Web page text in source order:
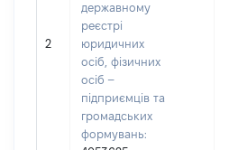
2
державному
реєстрі
юридичних
осіб, фізичних
осіб –
підприємців та
громадських
формувань: